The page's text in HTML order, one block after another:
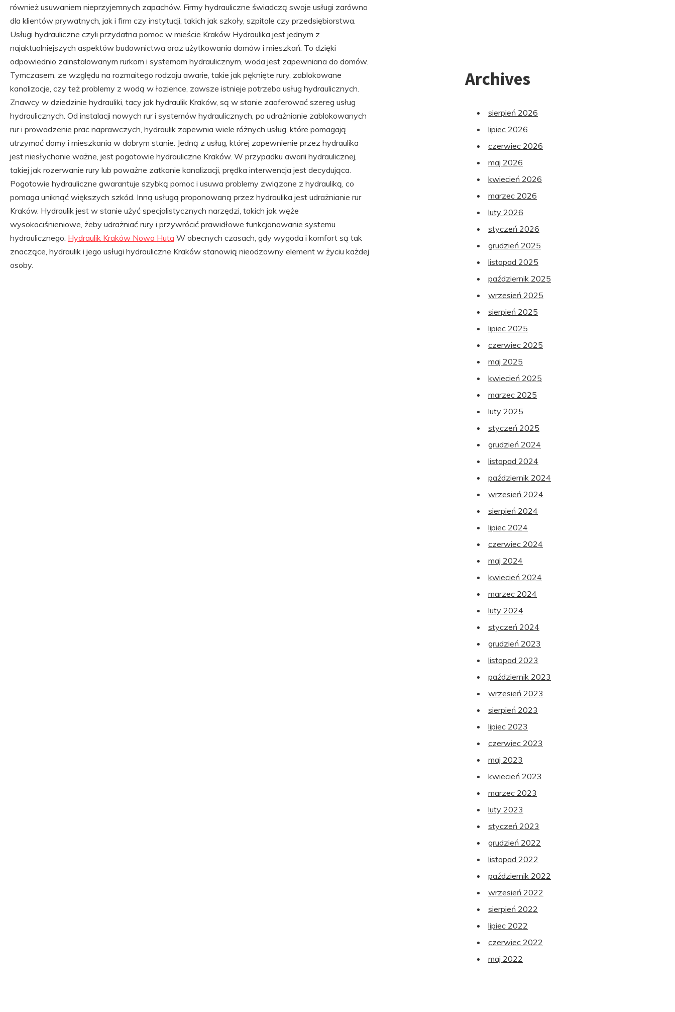
również usuwaniem nieprzyjemnych zapachów. Firmy hydrauliczne świadczą swoje usługi zarówno
dla klientów prywatnych, jak i firm czy instytucji, takich jak szkoły, szpitale czy przedsiębiorstwa.
Usługi hydrauliczne czyli przydatna pomoc w mieście Kraków Hydraulika jest jednym z
najaktualniejszych aspektów budownictwa oraz użytkowania domów i mieszkań. To dzięki
odpowiednio zainstalowanym rurkom i systemom hydraulicznym, woda jest zapewniana do domów.
Tymczasem, ze względu na rozmaitego rodzaju awarie, takie jak pęknięte rury, zablokowane
kanalizacje, czy też problemy z wodą w łazience, zawsze istnieje potrzeba usług hydraulicznych.
Znawcy w dziedzinie hydrauliki, tacy jak hydraulik Kraków, są w stanie zaoferować szereg usług
hydraulicznych. Od instalacji nowych rur i systemów hydraulicznych, po udrażnianie zablokowanych
rur i prowadzenie prac naprawczych, hydraulik zapewnia wiele różnych usług, które pomagają
utrzymać domy i mieszkania w dobrym stanie. Jedną z usług, której zapewnienie przez hydraulika
jest niesłychanie ważne, jest pogotowie hydrauliczne Kraków. W przypadku awarii hydraulicznej,
takiej jak rozerwanie rury lub poważne zatkanie kanalizacji, prędka interwencja jest decydująca.
Pogotowie hydrauliczne gwarantuje szybką pomoc i usuwa problemy związane z hydrauliką, co
pomaga uniknąć większych szkód. Inną usługą proponowaną przez hydraulika jest udrażnianie rur
Kraków. Hydraulik jest w stanie użyć specjalistycznych narzędzi, takich jak węże
wysokociśnieniowe, żeby udrażniać rury i przywrócić prawidłowe funkcjonowanie systemu
hydraulicznego. Hydraulik Kraków Nowa Huta W obecnych czasach, gdy wygoda i komfort są tak
znaczące, hydraulik i jego usługi hydrauliczne Kraków stanowią nieodzowny element w życiu każdej
osoby.
Archives
sierpień 2026
lipiec 2026
czerwiec 2026
maj 2026
kwiecień 2026
marzec 2026
luty 2026
styczeń 2026
grudzień 2025
listopad 2025
październik 2025
wrzesień 2025
sierpień 2025
lipiec 2025
czerwiec 2025
maj 2025
kwiecień 2025
marzec 2025
luty 2025
styczeń 2025
grudzień 2024
listopad 2024
październik 2024
wrzesień 2024
sierpień 2024
lipiec 2024
czerwiec 2024
maj 2024
kwiecień 2024
marzec 2024
luty 2024
styczeń 2024
grudzień 2023
listopad 2023
październik 2023
wrzesień 2023
sierpień 2023
lipiec 2023
czerwiec 2023
maj 2023
kwiecień 2023
marzec 2023
luty 2023
styczeń 2023
grudzień 2022
listopad 2022
październik 2022
wrzesień 2022
sierpień 2022
lipiec 2022
czerwiec 2022
maj 2022